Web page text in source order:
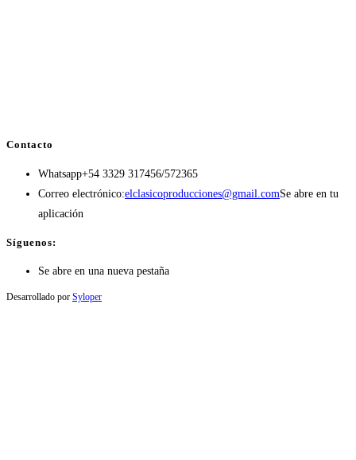
Contacto
Whatsapp+54 3329 317456/572365
Correo electrónico:elclasicoproducciones@gmail.comSe abre en tu
aplicación
Síguenos:
Se abre en una nueva pestaña
Desarrollado por Syloper